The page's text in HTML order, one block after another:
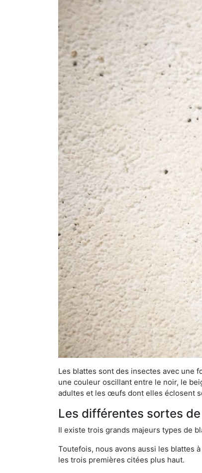
Les blattes sont des insectes avec une
une couleur oscillant entre le noir, le
adultes et les œufs dont elles éclosent
Les différentes sortes
Il existe trois grands majeurs types de
Toutefois, nous avons aussi les blattes
les trois premières citées plus haut.